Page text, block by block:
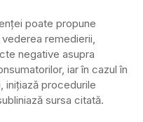
poate propune
remedierii,
negative asupra
iar în cazul în
iniţiază procedurile
sursa citată.